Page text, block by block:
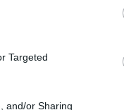
Targeted
and/or Sharing